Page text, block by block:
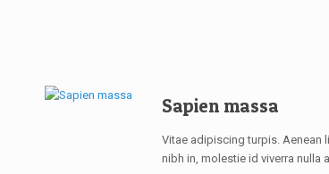
Sapien massa
Vitae adipiscing turpis. Aenean
nibh in, molestie id viverra nulla